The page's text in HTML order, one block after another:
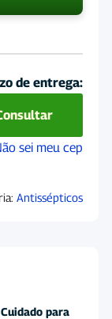
de entrega:
sei meu cep
Antissépticos
para